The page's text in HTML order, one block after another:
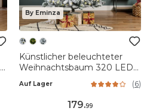
By Eminza
Künstlicher beleuchteter
Weihnachtsbaum 320 LED
verschneit
Auf Lager (6)
179.99